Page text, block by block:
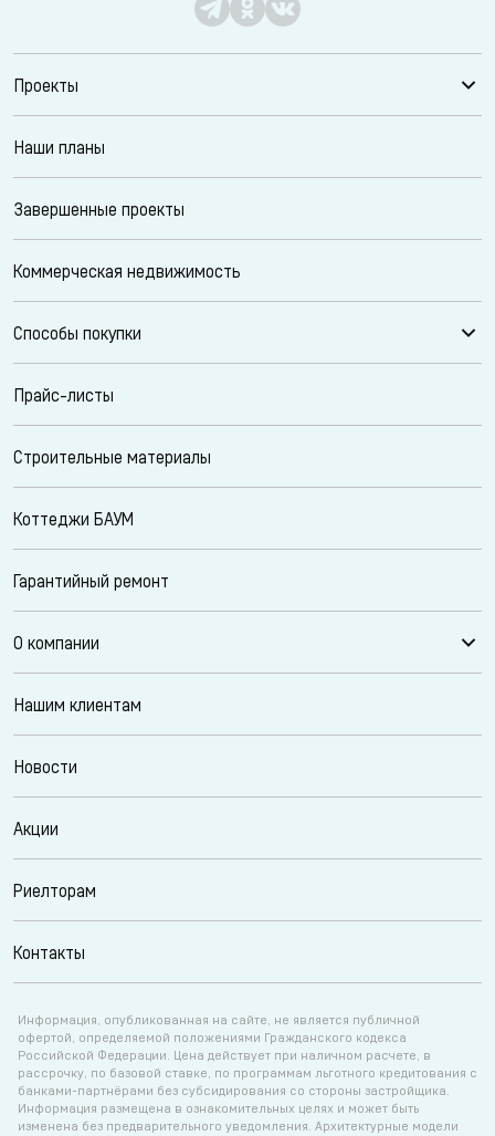
Проекты
Наши планы
Завершенные проекты
Коммерческая недвижимость
Способы покупки
Прайс-листы
Строительные материалы
Коттеджи БАУМ
Гарантийный ремонт
О компании
Нашим клиентам
Новости
Акции
Риелторам
Контакты
Информация, опубликованная на сайте, не является публичной
офертой, определяемой положениями Гражданского кодекса
Российской Федерации. Цена действует при наличном расчете, в
рассрочку, по базовой ставке, по программам льготного кредитования с
банками-партнёрами без субсидирования со стороны застройщика.
Информация размещена в ознакомительных целях и может быть
изменена без предварительного уведомления. Архитектурные модели